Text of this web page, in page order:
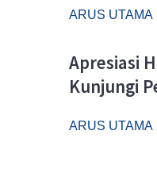
ARUS UTAMA
Apresiasi
Kunjungi
ARUS UTAMA